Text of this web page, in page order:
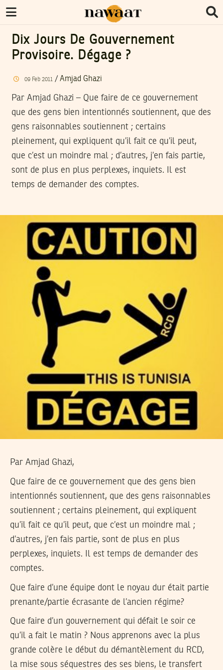
Dix Jours De Gouvernement
Provisoire. Dégage ?
09 Feb 2011/ Amjad Ghazi
Par Amjad Ghazi – Que faire de ce gouvernement
que des gens bien intentionnés soutiennent, que des
gens raisonnables soutiennent ; certains
pleinement, qui expliquent qu’il fait ce qu’il peut,
que c’est un moindre mal ; d’autres, j’en fais partie,
sont de plus en plus perplexes, inquiets. Il est
temps de demander des comptes.
Par Amjad Ghazi,
Que faire de ce gouvernement que des gens bien
intentionnés soutiennent, que des gens raisonnables
soutiennent ; certains pleinement, qui expliquent
qu’il fait ce qu’il peut, que c’est un moindre mal ;
d’autres, j’en fais partie, sont de plus en plus
perplexes, inquiets. Il est temps de demander des
comptes.
Que faire d’une équipe dont le noyau dur était partie
prenante/partie écrasante de l’ancien régime?
Que faire d’un gouvernement qui défait le soir ce
qu’il a fait le matin ? Nous apprenons avec la plus
grande colère le début du démantèlement du RCD,
la mise sous séquestres des ses biens, le transfert